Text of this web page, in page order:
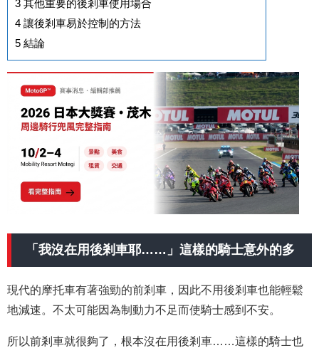
3 其他重要的後剎車使用場合
4 讓後剎車易於控制的方法
5 結論
「我沒在用後剎車耶……」這樣的騎士意外的多
現代的摩托車有著強勁的前剎車，因此不用後剎車也能輕鬆
地減速。不太可能因為制動力不足而使騎士感到不安。
所以前剎車就很夠了，根本沒在用後剎車……這樣的騎士也